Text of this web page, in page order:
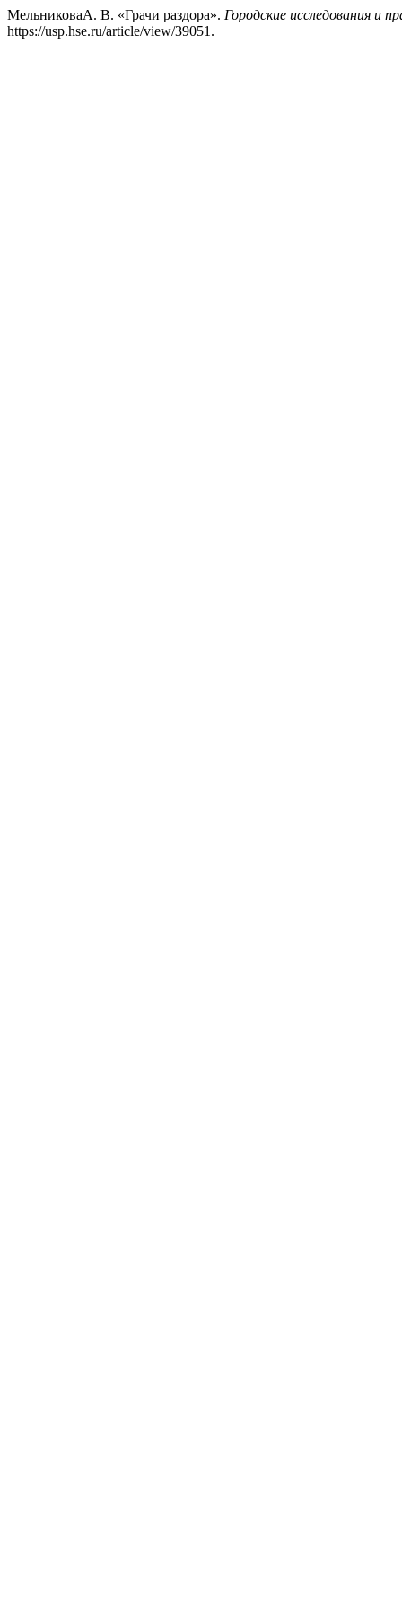
МельниковаА. В. «Грачи раздора». Городские исследования и
https://usp.hse.ru/article/view/39051.